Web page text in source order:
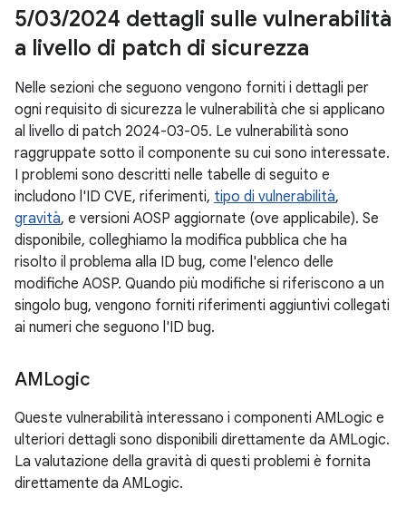
5/03/2024 dettagli sulle vulnerabilità
a livello di patch di sicurezza
Nelle sezioni che seguono vengono forniti i dettagli per
ogni requisito di sicurezza le vulnerabilità che si applicano
al livello di patch 2024-03-05. Le vulnerabilità sono
raggruppate sotto il componente su cui sono interessate.
I problemi sono descritti nelle tabelle di seguito e
includono l'ID CVE, riferimenti, tipo di vulnerabilità,
gravità, e versioni AOSP aggiornate (ove applicabile). Se
disponibile, colleghiamo la modifica pubblica che ha
risolto il problema alla ID bug, come l'elenco delle
modifiche AOSP. Quando più modifiche si riferiscono a un
singolo bug, vengono forniti riferimenti aggiuntivi collegati
ai numeri che seguono l'ID bug.
AMLogic
Queste vulnerabilità interessano i componenti AMLogic e
ulteriori dettagli sono disponibili direttamente da AMLogic.
La valutazione della gravità di questi problemi è fornita
direttamente da AMLogic.